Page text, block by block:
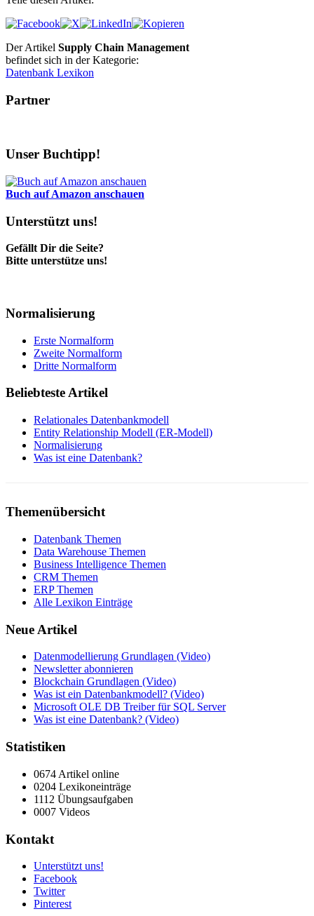
Der Artikel Supply Chain Management
befindet sich in der Kategorie:
Datenbank Lexikon
Partner
Unser Buchtipp!
Buch auf Amazon anschauen
Unterstützt uns!
Gefällt Dir die Seite?
Bitte unterstütze uns!
Normalisierung
Erste Normalform
Zweite Normalform
Dritte Normalform
Beliebteste Artikel
Relationales Datenbankmodell
Entity Relationship Modell (ER-Modell)
Normalisierung
Was ist eine Datenbank?
Themenübersicht
Datenbank Themen
Data Warehouse Themen
Business Intelligence Themen
CRM Themen
ERP Themen
Alle Lexikon Einträge
Neue Artikel
Datenmodellierung Grundlagen (Video)
Newsletter abonnieren
Blockchain Grundlagen (Video)
Was ist ein Datenbankmodell? (Video)
Microsoft OLE DB Treiber für SQL Server
Was ist eine Datenbank? (Video)
Statistiken
0674 Artikel online
0204 Lexikoneinträge
1112 Übungsaufgaben
0007 Videos
Kontakt
Unterstützt uns!
Facebook
Twitter
Pinterest